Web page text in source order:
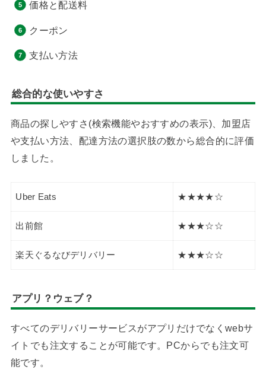
価格と配送料
クーポン
支払い方法
総合的な使いやすさ
商品の探しやすさ(検索機能やおすすめの表示)、加盟店
や支払い方法、配達方法の選択肢の数から総合的に評価
しました。
Uber Eats ★★★★☆
出前館 ★★★☆☆
楽天ぐるなびデリバリー ★★★☆☆
アプリ？ウェブ？
すべてのデリバリーサービスがアプリだけでなくwebサ
イトでも注文することが可能です。PCからでも注文可
能です。